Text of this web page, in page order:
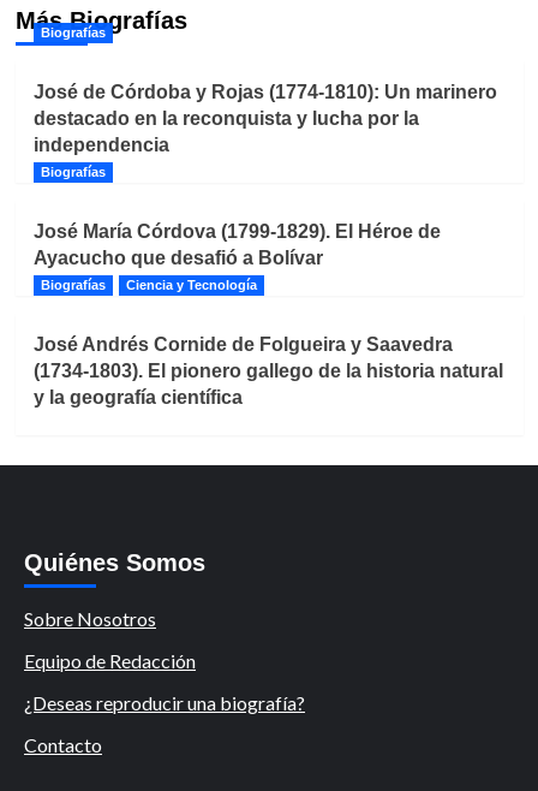
Más Biografías
Biografías
José de Córdoba y Rojas (1774-1810): Un marinero
destacado en la reconquista y lucha por la
independencia
Biografías
José María Córdova (1799-1829). El Héroe de
Ayacucho que desafió a Bolívar
Biografías Ciencia y Tecnología
José Andrés Cornide de Folgueira y Saavedra
(1734-1803). El pionero gallego de la historia natural
y la geografía científica
Quiénes Somos
Sobre Nosotros
Equipo de Redacción
¿Deseas reproducir una biografía?
Contacto